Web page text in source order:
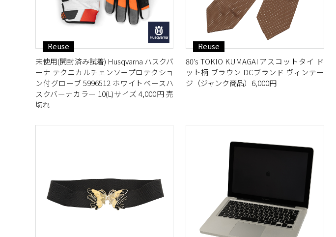
Reuse
未使用(開封済み試着) Husqvarna ハスクバ
ーナ テクニカルチェンソープロテクショ
ン付グローブ 5996512 ホワイトベースハ
スクバーナカラー 10(L)サイズ 4,000円 売
切れ
Reuse
80’s TOKIO KUMAGAIアスコットタイ ド
ット柄 ブラウン DCブランド ヴィンテー
ジ（ジャンク商品）6,000円